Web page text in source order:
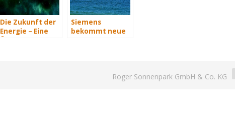
Die Zukunft der
Energie – Eine
Siemens
bekommt neue
Roger Sonnenpark GmbH & Co. KG